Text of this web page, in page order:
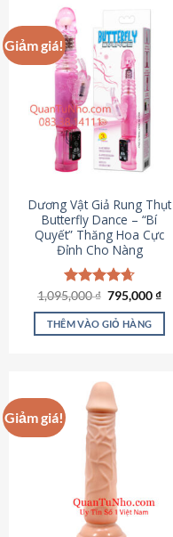
Giảm giá!
Dương Vật Giả Rung Thụt
Butterfly Dance – “Bí
Quyết” Thăng Hoa Cực
Đỉnh Cho Nàng
Được xếp
hạng4.65
5 sao
1,095,000₫ Giá
là:
1,095,000 ₫.
795,000₫Giá
tại
THÊM VÀO GIỎ HÀNG
Giảm giá!